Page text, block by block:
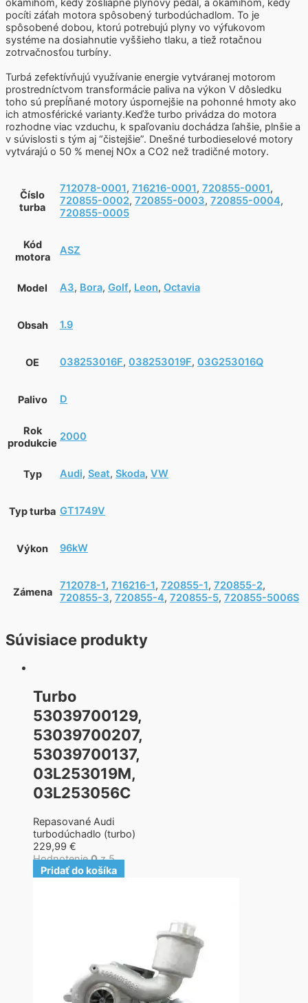
okamihom, kedy zošliapne plynový pedál, a okamihom, kedy
pocíti záťah motora spôsobený turbodúchadlom. To je
spôsobené dobou, ktorú potrebujú plyny vo výfukovom
systéme na dosiahnutie vyššieho tlaku, a tiež rotačnou
zotrvačnosťou turbíny.
Turbá zefektívňujú využívanie energie vytváranej motorom
prostredníctvom transformácie paliva na výkon V dôsledku
toho sú prepĺňané motory úspornejšie na pohonné hmoty ako
ich atmosférické varianty.Keďže turbo privádza do motora
rozhodne viac vzduchu, k spaľovaniu dochádza ľahšie, plnšie a
v súvislosti s tým aj “čistejšie”. Dnešné turbodieselové motory
vytvárajú o 50 % menej NOx a CO2 než tradičné motory.
Číslo
turba
712078-0001, 716216-0001, 720855-0001,
720855-0002, 720855-0003, 720855-0004,
720855-0005
Kód
motora
ASZ
Model A3, Bora, Golf, Leon, Octavia
Obsah 1.9
OE 038253016F, 038253019F, 03G253016Q
Palivo D
Rok
produkcie
2000
Typ Audi, Seat, Skoda, VW
Typ turba GT1749V
Výkon 96kW
Zámena
712078-1, 716216-1, 720855-1, 720855-2,
720855-3, 720855-4, 720855-5, 720855-5006S
Súvisiace produkty
Turbo
53039700129,
53039700207,
53039700137,
03L253019M,
03L253056C
Repasované Audi
turbodúchadlo (turbo)
229,99 €
Hodnotenie0z 5
Pridať do košíka